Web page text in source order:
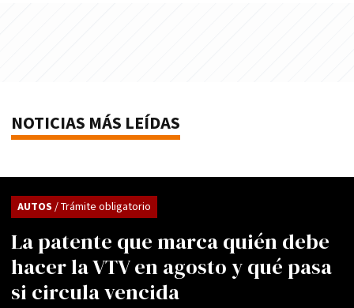
NOTICIAS MÁS LEÍDAS
La patente que marca quién debe
hacer la VTV en agosto y qué pasa
si circula vencida
AUTOS / Trámite obligatorio